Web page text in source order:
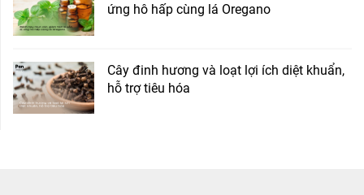
ứng hô hấp cùng lá Oregano
Cây đinh hương và loạt lợi ích diệt khuẩn,
hỗ trợ tiêu hóa